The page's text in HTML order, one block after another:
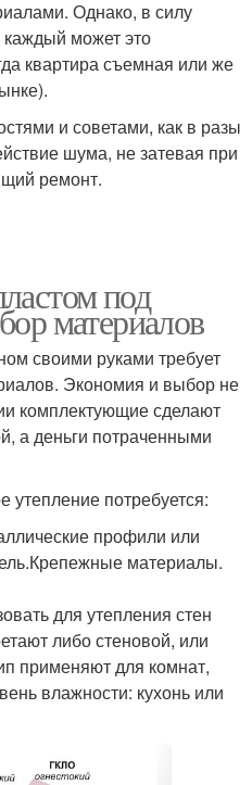
Однако, в силу
может это
квартира съемная или же
и советами, как в разы
шума, не затевая при
ремонт.
под
материалов
своими руками требует
Экономия и выбор не
комплектующие сделают
а деньги потраченными
утепление потребуется:
профили или
материалы.
для утепления стен
либо стеновой, или
применяют для комнат,
влажности: кухонь или